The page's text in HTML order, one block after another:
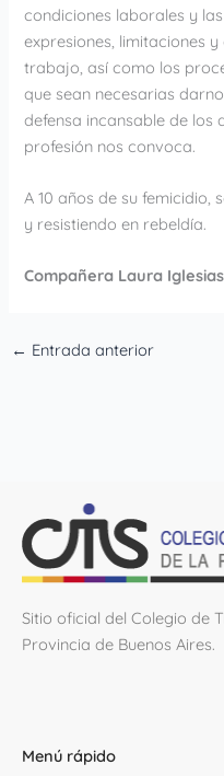
condiciones laborales y
expresiones, limitaciones
trabajo, así como los
que sean necesarias
defensa incansable de los
profesión nos convoca.
A 10 años de su femicidio,
y resistiendo en rebeldía.
Compañera Laura
← Entrada anterior
Sitio oficial del Colegio de
Provincia de Buenos Aires.
Menú rápido